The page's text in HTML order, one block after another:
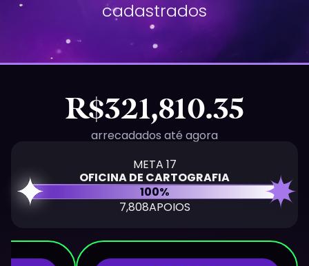
cadastrados
arrecadados até agora
META 17
OFICINA DE CARTOGRAFIA
100%
APOIOS